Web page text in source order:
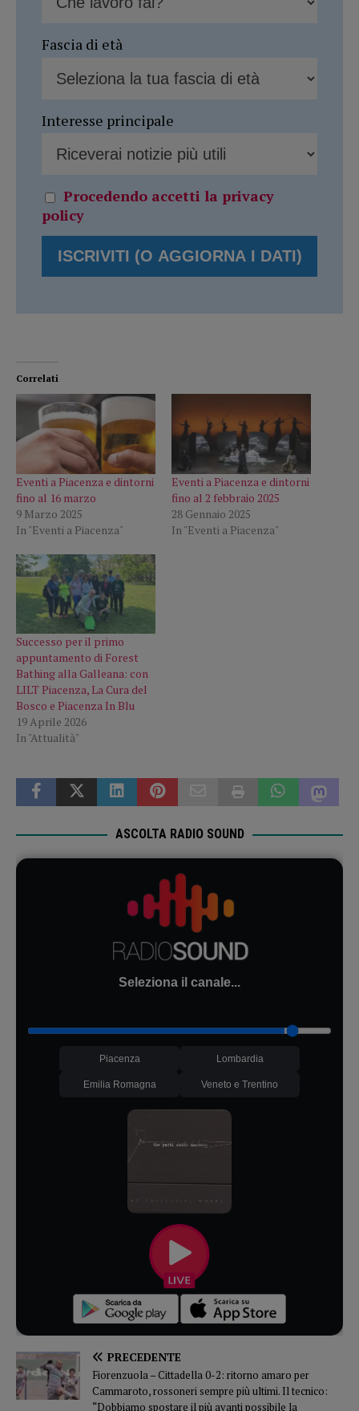
Fascia di età
Interesse principale
Procedendo accetti la privacy
policy
Correlati
Eventi a Piacenza e dintorni
fino al 16 marzo
9 Marzo 2025
In "Eventi a Piacenza"
Eventi a Piacenza e dintorni
fino al 2 febbraio 2025
28 Gennaio 2025
In "Eventi a Piacenza"
Successo per il primo
appuntamento di Forest
Bathing alla Galleana: con
LILT Piacenza, La Cura del
Bosco e Piacenza In Blu
19 Aprile 2026
In "Attualità"
ASCOLTA RADIO SOUND
Seleziona il canale...
Piacenza Lombardia
Emilia Romagna Veneto e Trentino
PRECEDENTE
Fiorenzuola – Cittadella 0-2: ritorno amaro per
Cammaroto, rossoneri sempre più ultimi. Il tecnico:
“Dobbiamo spostare il più avanti possibile la